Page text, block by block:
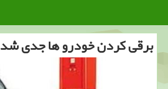
برقی كردن خودرو ها جدی شد